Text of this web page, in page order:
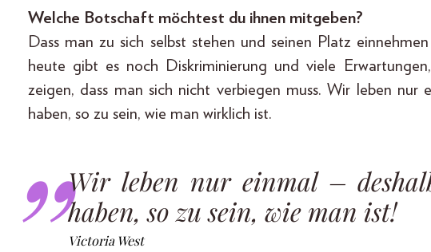
Welche Botschaft möchtest du ihnen mitgeben?
Dass man zu sich selbst stehen und seinen Platz
heute gibt es noch Diskriminierung und viele
zeigen, dass man sich nicht verbiegen muss. Wir leben
haben, so zu sein, wie man wirklich ist.
Wir leben nur einmal –
haben, so zu sein, wie man ist!
Victoria West